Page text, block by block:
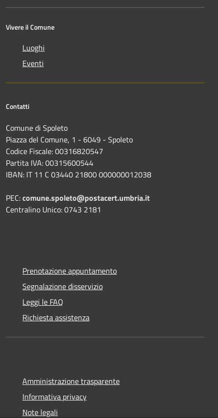
Vivere il Comune
Luoghi
Eventi
Contatti
Comune di Spoleto
Piazza del Comune, 1 - 6049 - Spoleto
Codice Fiscale: 00316820547
Partita IVA: 00315600544
IBAN: IT 11 C 03440 21800 000000012038
PEC:comune.spoleto@postacert.umbria.it
Centralino Unico: 0743 2181
Prenotazione appuntamento
Segnalazione disservizio
Leggi le FAQ
Richiesta assistenza
Amministrazione trasparente
Informativa privacy
Note legali